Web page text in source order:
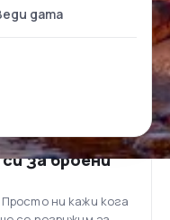
за броени
ни кажи кога